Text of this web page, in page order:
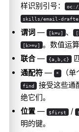
样识别引号：
skills/email-
谓词— [k=v] 、
[k>=v] 。数值运
联合— {a,b,c}
通配符— * （
find 接受这些通
绝它们。
位置— $first /
明的键。